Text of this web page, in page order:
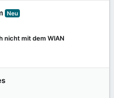
Neu
nicht mit dem WlAN